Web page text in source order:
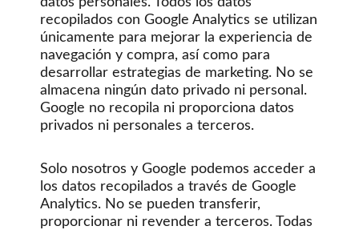
recopilados con Google Analytics se utilizan
únicamente para mejorar la experiencia de
navegación y compra, así como para
desarrollar estrategias de marketing. No se
almacena ningún dato privado ni personal.
Google no recopila ni proporciona datos
privados ni personales a terceros.
Solo nosotros y Google podemos acceder a
los datos recopilados a través de Google
Analytics. No se pueden transferir,
proporcionar ni revender a terceros. Todas